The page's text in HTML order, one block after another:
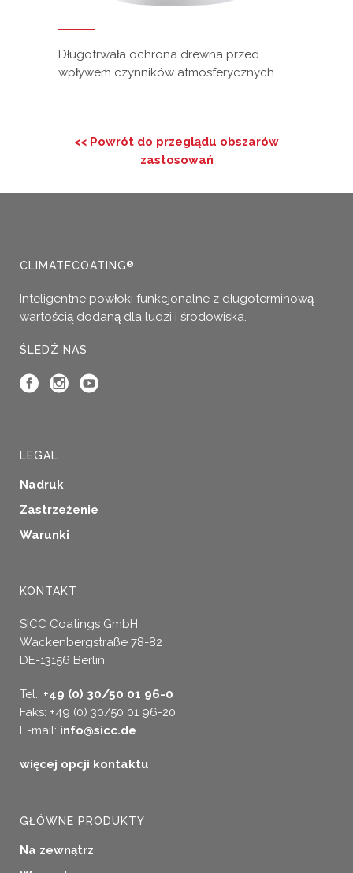
Długotrwała ochrona drewna przed
wpływem czynników atmosferycznych
<< Powrót do przeglądu obszarów
zastosowań
CLIMATECOATING®
Inteligentne powłoki funkcjonalne z długoterminową
wartością dodaną dla ludzi i środowiska.
ŚLEDŹ NAS
LEGAL
Nadruk
Zastrzeżenie
Warunki
KONTAKT
SICC Coatings GmbH
Wackenbergstraße 78-82
DE-13156 Berlin
Tel.: +49 (0) 30/50 01 96-0
Faks: +49 (0) 30/50 01 96-20
E-mail: info@sicc.de
więcej opcji kontaktu
GŁÓWNE PRODUKTY
Na zewnątrz